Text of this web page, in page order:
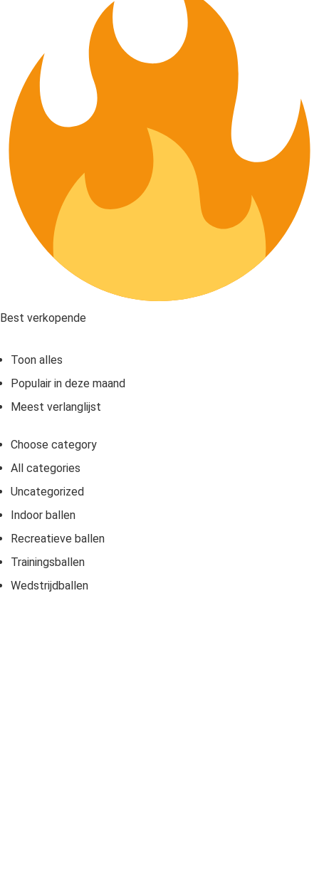
Best verkopende
Toon alles
Populair in deze maand
Meest verlanglijst
Choose category
All categories
Uncategorized
Indoor ballen
Recreatieve ballen
Trainingsballen
Wedstrijdballen